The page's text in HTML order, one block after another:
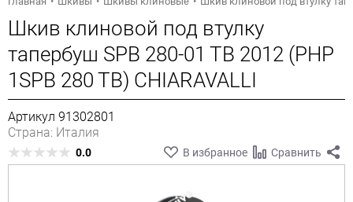
Шкив клиновой под втулку
тапербуш SPB 280-01 TB 2012 (PHP
1SPB 280 TB) CHIARAVALLI
Артикул 91302801
Страна: Италия
0.0 В избранное Сравнить